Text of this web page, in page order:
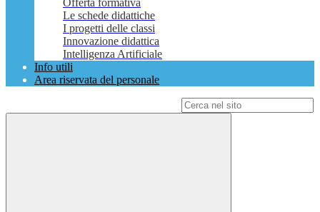
Offerta formativa
Le schede didattiche
I progetti delle classi
Innovazione didattica
Intelligenza Artificiale
Info utili
Area riservata del personale